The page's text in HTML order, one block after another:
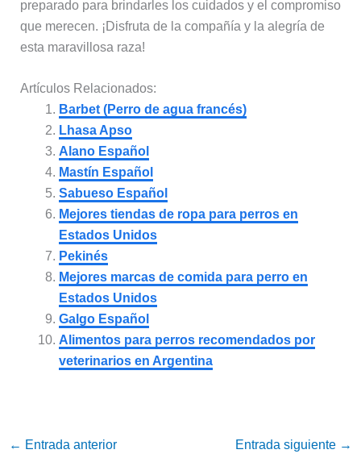
preparado para brindarles los cuidados y el compromiso
que merecen. ¡Disfruta de la compañía y la alegría de
esta maravillosa raza!
Artículos Relacionados:
Barbet (Perro de agua francés)
Lhasa Apso
Alano Español
Mastín Español
Sabueso Español
Mejores tiendas de ropa para perros en
Estados Unidos
Pekinés
Mejores marcas de comida para perro en
Estados Unidos
Galgo Español
Alimentos para perros recomendados por
veterinarios en Argentina
← Entrada anterior Entrada siguiente →